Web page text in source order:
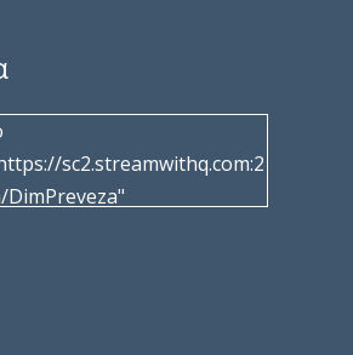
sc2.streamwithq.com:2